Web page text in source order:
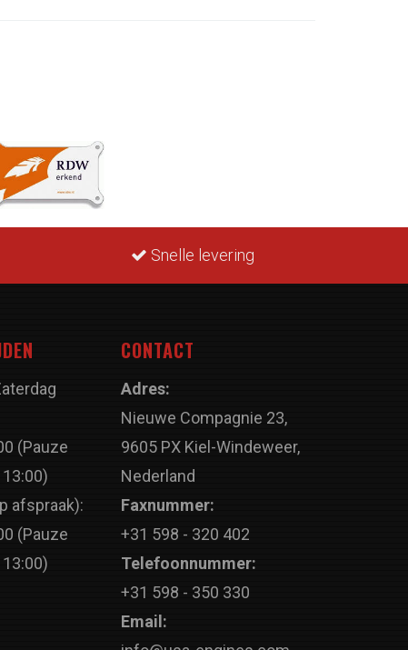
Snelle levering
(Pauze
afspraak):
(Pauze
CONTACT
Adres:
Nieuwe Compagnie 23,
9605 PX Kiel-Windeweer,
Nederland
Faxnummer:
+31 598 - 320 402
Telefoonnummer:
+31 598 - 350 330
Email: